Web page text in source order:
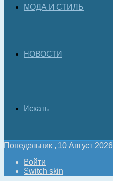
МОДА И СТИЛЬ
НОВОСТИ
Искать
Понедельник , 10 Август 2026
Войти
Switch skin